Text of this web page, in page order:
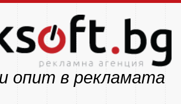
опит в рекламата